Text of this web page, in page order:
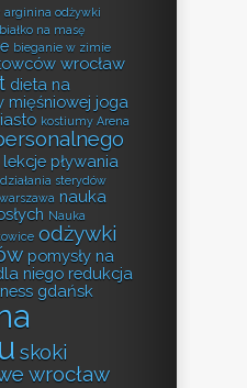
arginina odżywki
białko na masę
bieganie w zimie
wrocław
dieta na
mięśniowej joga
kostiumy Arena
lekcje pływania
sterydów
nauka
Nauka
odżywki
pomysły na
niego redukcja
gdańsk
skoki
wrocław